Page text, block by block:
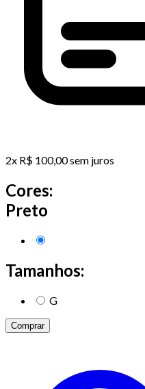
2x R$ 100,00sem juros
Cores:
Preto
Tamanhos:
G
Comprar